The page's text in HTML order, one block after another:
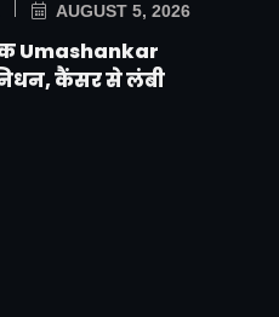
AUGUST 5, 2026
Umashankar
कैंसर से लंबी